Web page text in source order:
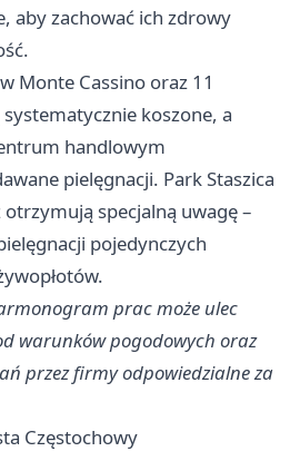
aby zachować ich zdrowy
Monte Cassino oraz 11
koszone, a
handlowym
pielęgnacji. Park Staszica
specjalną uwagę –
pojedynczych
prac może ulec
warunków pogodowych oraz
przez firmy odpowiedzialne za
Częstochowy